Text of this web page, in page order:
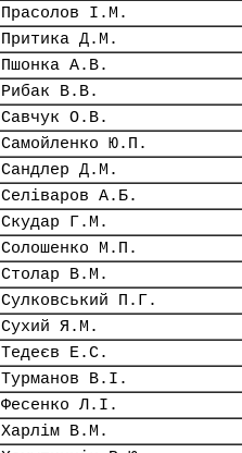
Прасолов І.М.
Притика Д.М.
Пшонка А.В.
Рибак В.В.
Савчук О.В.
Самойленко Ю.П.
Сандлер Д.М.
Селіваров А.Б.
Скудар Г.М.
Солошенко М.П.
Столар В.М.
Сулковський П.Г.
Сухий Я.М.
Тедеєв Е.С.
Турманов В.І.
Фесенко Л.І.
Харлім В.М.